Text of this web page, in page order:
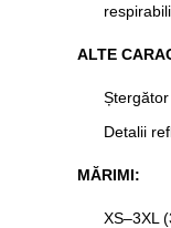
ALTE
Detalii
MĂRIMI:
XS–3XL